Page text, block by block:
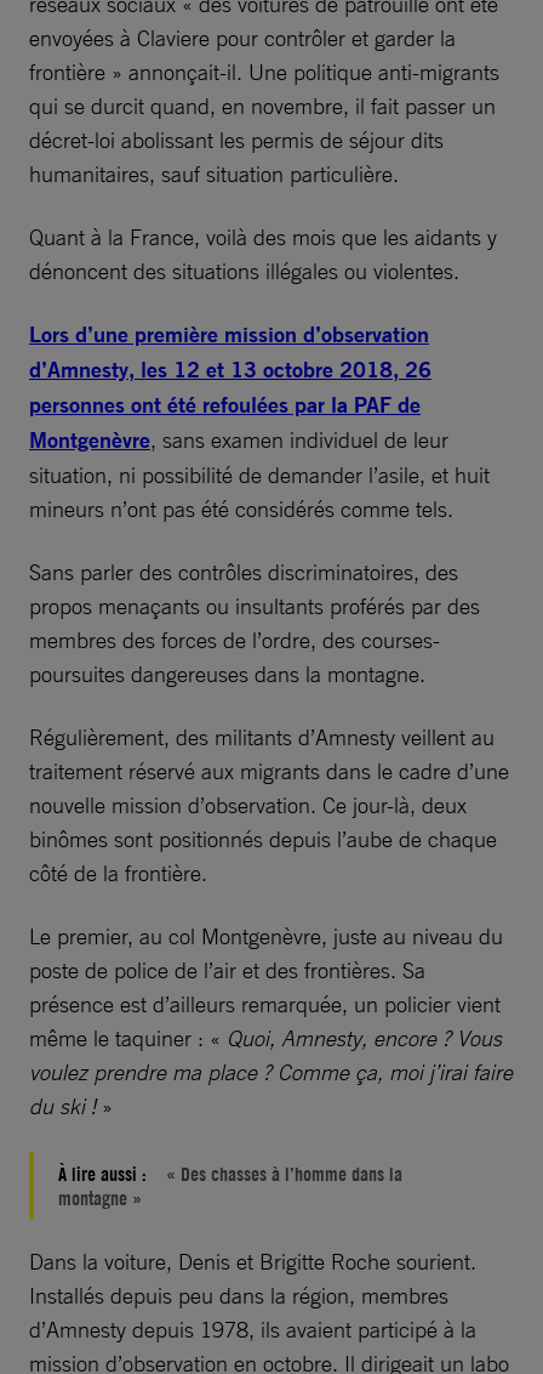
envoyées à Claviere pour contrôler et garder la
frontière » annonçait-il. Une politique anti-migrants
qui se durcit quand, en novembre, il fait passer un
décret-loi abolissant les permis de séjour dits
humanitaires, sauf situation particulière.
Quant à la France, voilà des mois que les aidants y
dénoncent des situations illégales ou violentes.
Lors d’une première mission d’observation
d’Amnesty, les 12 et 13 octobre 2018, 26
personnes ont été refoulées par la PAF de
Montgenèvre, sans examen individuel de leur
situation, ni possibilité de demander l’asile, et huit
mineurs n’ont pas été considérés comme tels.
Sans parler des contrôles discriminatoires, des
propos menaçants ou insultants proférés par des
membres des forces de l’ordre, des courses-
poursuites dangereuses dans la montagne.
Régulièrement, des militants d’Amnesty veillent au
traitement réservé aux migrants dans le cadre d’une
nouvelle mission d’observation. Ce jour-là, deux
binômes sont positionnés depuis l’aube de chaque
côté de la frontière.
Le premier, au col Montgenèvre, juste au niveau du
poste de police de l’air et des frontières. Sa
présence est d’ailleurs remarquée, un policier vient
même le taquiner : « Quoi, Amnesty, encore ? Vous
voulez prendre ma place ? Comme ça, moi j’irai faire
du ski !»
À lire aussi :
« Des chasses à l’homme dans la
montagne »
Dans la voiture, Denis et Brigitte Roche sourient.
Installés depuis peu dans la région, membres
d’Amnesty depuis 1978, ils avaient participé à la
mission d’observation en octobre. Il dirigeait un labo